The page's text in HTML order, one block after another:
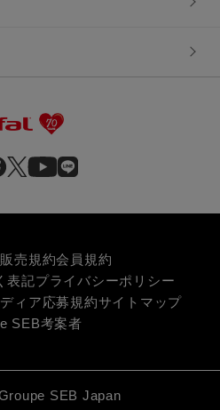
販売規約会員規約
表記プライバシーポリシー
ィア応募規約サイトマップ
SEB考案者
SEB Japan